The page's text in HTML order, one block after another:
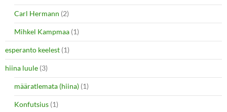
Carl Hermann (2)
Mihkel Kampmaa (1)
esperanto keelest (1)
hiina luule (3)
määratlemata (hiina) (1)
Konfutsius (1)